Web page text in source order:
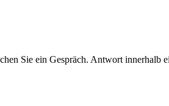
Sie ein Gespräch. Antwort innerhalb